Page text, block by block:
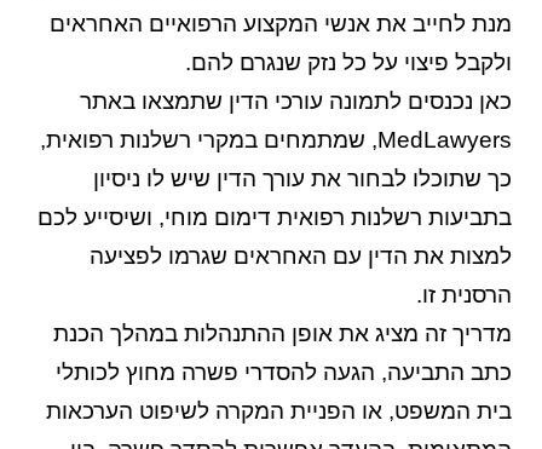
מנת לחייב את אנשי המקצוע הרפואיים האחראים
ולקבל פיצוי על כל נזק שנגרם להם.
כאן נכנסים לתמונה עורכי הדין שתמצאו באתר
MedLawyers, שמתמחים במקרי רשלנות רפואית,
כך שתוכלו לבחור את עורך הדין שיש לו ניסיון
בתביעות רשלנות רפואית דימום מוחי, ושיסייע לכם
למצות את הדין עם האחראים שגרמו לפציעה
הרסנית זו.
מדריך זה מציג את אופן ההתנהלות במהלך הכנת
כתב התביעה, הגעה להסדרי פשרה מחוץ לכותלי
בית המשפט, או הפניית המקרה לשיפוט הערכאות